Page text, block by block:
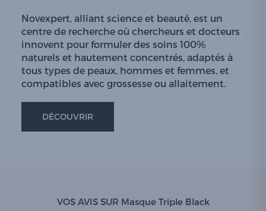
Novexpert, alliant science et beauté, est un
centre de recherche où chercheurs et docteurs
innovent pour formuler des soins 100%
naturels et hautement concentrés, adaptés à
tous types de peaux, hommes et femmes, et
compatibles avec grossesse ou allaitement.
DÉCOUVRIR
VOS AVIS SUR Masque Triple Black